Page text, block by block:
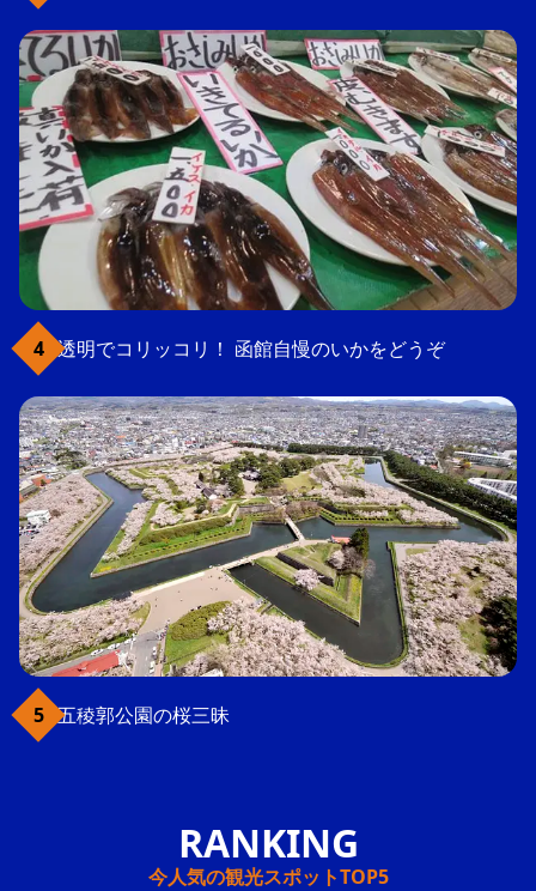
透明でコリッコリ！ 函館自慢のいかをどうぞ
五稜郭公園の桜三昧
今人気の観光スポットTOP5